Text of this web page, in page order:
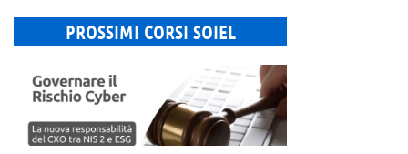
PROSSIMI CORSI SOIEL